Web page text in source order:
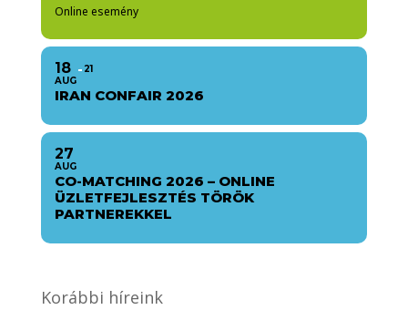
Online esemény
18
AUG
21
IRAN CONFAIR 2026
27
AUG
CO-MATCHING 2026 – ONLINE
ÜZLETFEJLESZTÉS TÖRÖK
PARTNEREKKEL
Korábbi híreink